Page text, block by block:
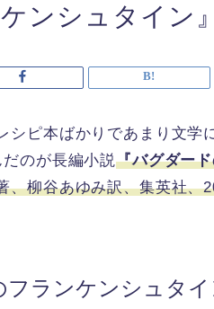
ンシュタイン』
シピ本ばかりであまり文学
のが長編小説『バグダー
、柳谷あゆみ訳、集英社、
フランケンシュタイ